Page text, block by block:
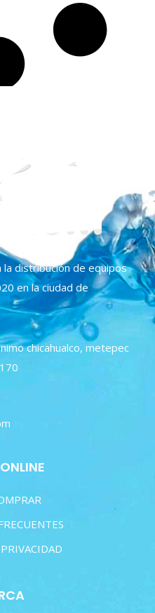
la distribución de equipos
en la ciudad de
chicahualco, metepec